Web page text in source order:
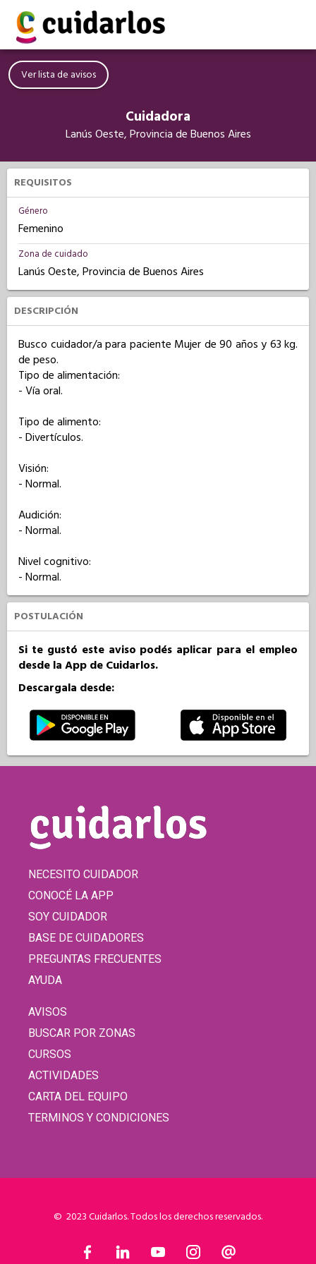
Ver lista de avisos
Cuidadora
Lanús Oeste, Provincia de Buenos Aires
REQUISITOS
Género
Femenino
Zona de cuidado
Lanús Oeste, Provincia de Buenos Aires
DESCRIPCIÓN
Busco cuidador/a para paciente Mujer de 90 años y 63 kg.
de peso.
Tipo de alimentación:
- Vía oral.
Tipo de alimento:
- Divertículos.
Visión:
- Normal.
Audición:
- Normal.
Nivel cognitivo:
- Normal.
POSTULACIÓN
Si te gustó este aviso podés aplicar para el empleo
desde la App de Cuidarlos.
Descargala desde:
NECESITO CUIDADOR
CONOCÉ LA APP
SOY CUIDADOR
BASE DE CUIDADORES
PREGUNTAS FRECUENTES
AYUDA
AVISOS
BUSCAR POR ZONAS
CURSOS
ACTIVIDADES
CARTA DEL EQUIPO
TERMINOS Y CONDICIONES
© 2023 Cuidarlos. Todos los derechos reservados.